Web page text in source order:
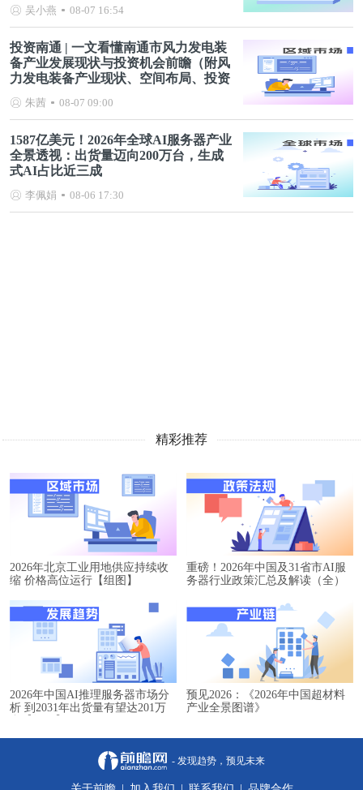
吴小燕 08-07 16:54
投资南通 | 一文看懂南通市风力发电装
备产业发展现状与投资机会前瞻（附风
力发电装备产业现状、空间布局、投资
朱茜 08-07 09:00
1587亿美元！2026年全球AI服务器产业
全景透视：出货量迈向200万台，生成
式AI占比近三成
李佩娟 08-06 17:30
精彩推荐
2026年北京工业用地供应持续收
缩 价格高位运行【组图】
重磅！2026年中国及31省市AI服
务器行业政策汇总及解读（全）
2026年中国AI推理服务器市场分
析 到2031年出货量有望达201万
预见2026：《2026年中国超材料
产业全景图谱》
- 发现趋势，预见未来